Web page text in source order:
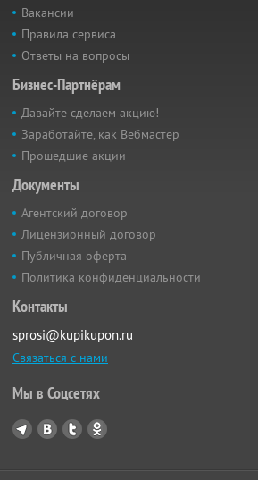
Вакансии
Правила сервиса
Ответы на вопросы
Бизнес-Партнёрам
Давайте сделаем акцию!
Заработайте, как Вебмастер
Прошедшие акции
Документы
Агентский договор
Лицензионный договор
Публичная оферта
Политика конфиденциальности
Контакты
sprosi@kupikupon.ru
Связаться с нами
Мы в Соцсетях